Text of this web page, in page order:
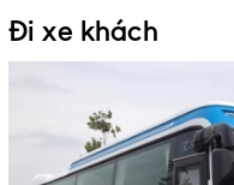
Đi xe khách